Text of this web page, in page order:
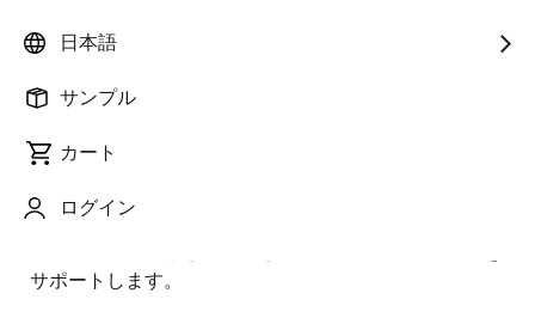
日本語
サンプル
カート
ログイン
概
要
説明
説
明
この三相力率改善（PFC）インバータは、デジタルPFC
制御および通信用にルネサスの高性能MCUを内蔵して
います。 RA6M3
機能し、 RA8T1
サポートします。